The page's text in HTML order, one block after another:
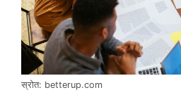
स्रोत: betterup.com